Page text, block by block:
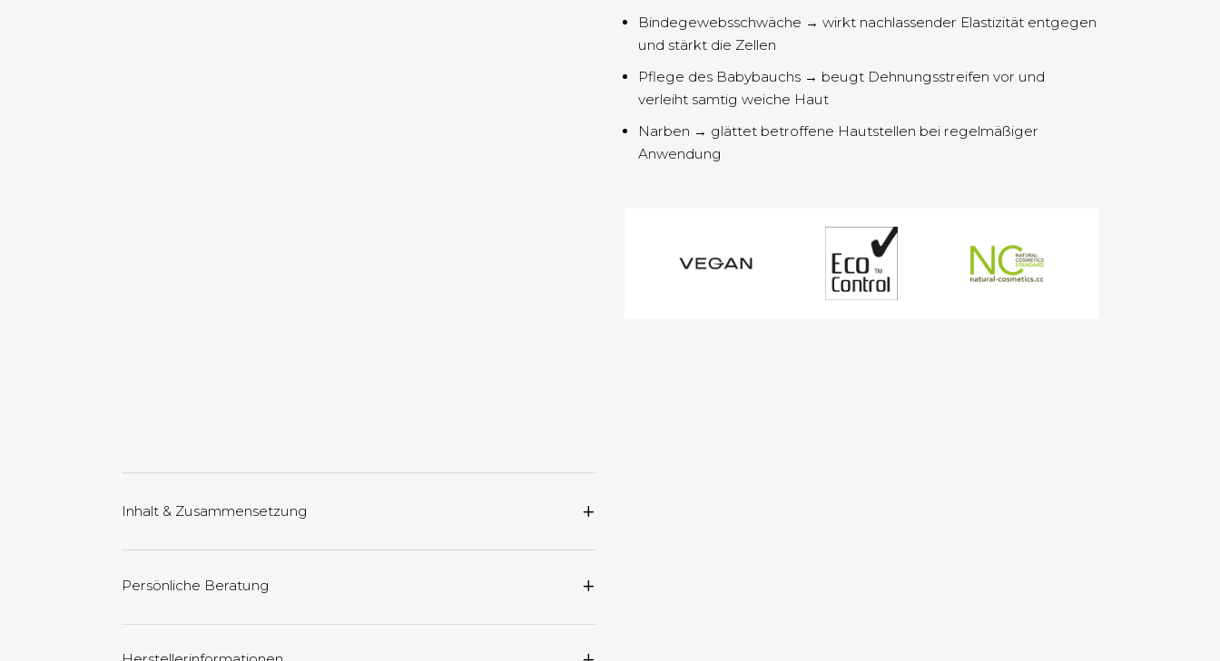
Bindegewebsschwäche → wirkt nachlassender Elastizität entgegen
und stärkt die Zellen​
Pflege des Babybauchs → beugt Dehnungsstreifen vor und
verleiht samtig weiche Haut​
Narben → glättet betroffene Hautstellen bei regelmäßiger
Anwendung
Inhalt & Zusammensetzung
Persönliche Beratung